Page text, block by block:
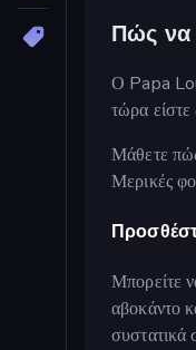
Πώς να
Ο Papa
τώρα
Μάθετε
Μερικές
Μπορείτε
αβοκάντο
συστατικά